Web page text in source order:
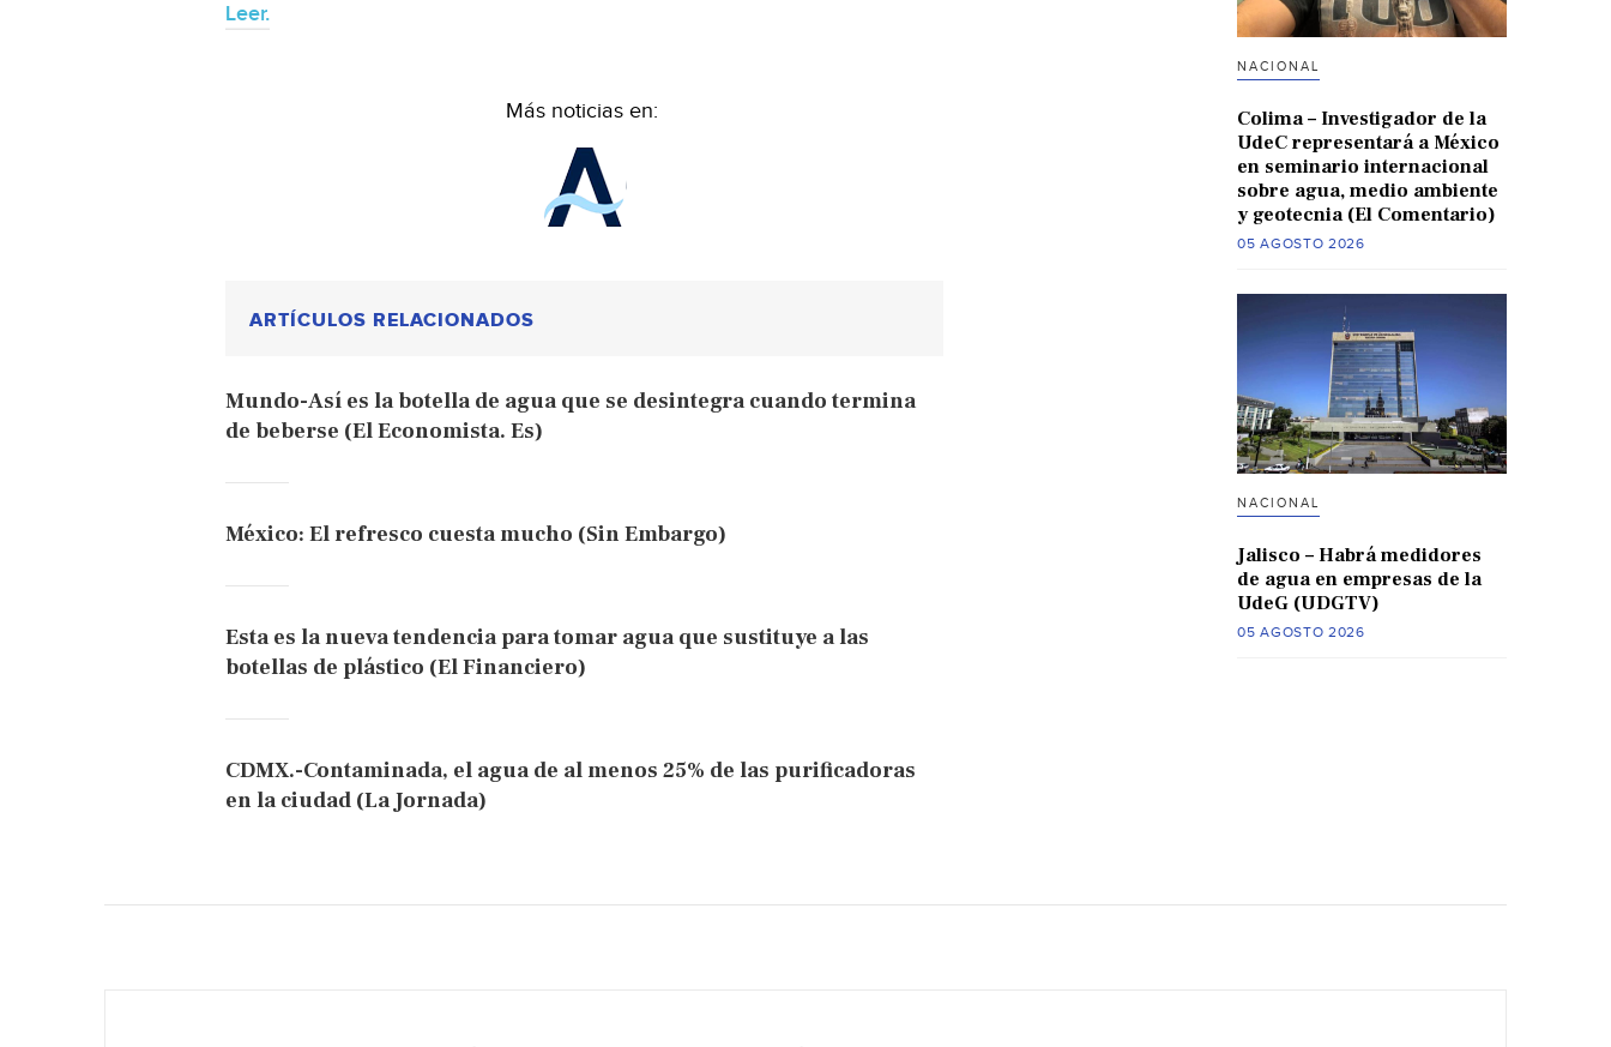
Leer.
Más noticias en:
ARTÍCULOS RELACIONADOS
Mundo-Así es la botella de agua que se desintegra cuando termina
de beberse (El Economista. Es)
México: El refresco cuesta mucho (Sin Embargo)
Esta es la nueva tendencia para tomar agua que sustituye a las
botellas de plástico (El Financiero)
CDMX.-Contaminada, el agua de al menos 25% de las purificadoras
en la ciudad (La Jornada)
NACIONAL
Colima – Investigador de la
UdeC representará a México
en seminario internacional
sobre agua, medio ambiente
y geotecnia (El Comentario)
05 AGOSTO 2026
NACIONAL
Jalisco – Habrá medidores
de agua en empresas de la
UdeG (UDGTV)
05 AGOSTO 2026